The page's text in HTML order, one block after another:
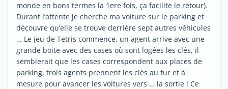
monde en bons termes la 1ere fois, ça facilite le retour).
Durant l’attente je cherche ma voiture sur le parking et
découvre qu’elle se trouve derrière sept autres véhicules
… Le jeu de Tetris commence, un agent arrive avec une
grande boite avec des cases où sont logées les clés, il
semblerait que les cases correspondent aux places de
parking, trois agents prennent les clés au fur et à
mesure pour avancer les voitures vers … la sortie ! Ce